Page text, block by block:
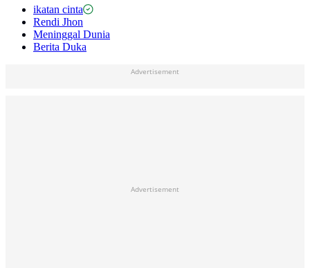
ikatan cinta
Rendi Jhon
Meninggal Dunia
Berita Duka
Advertisement
Advertisement